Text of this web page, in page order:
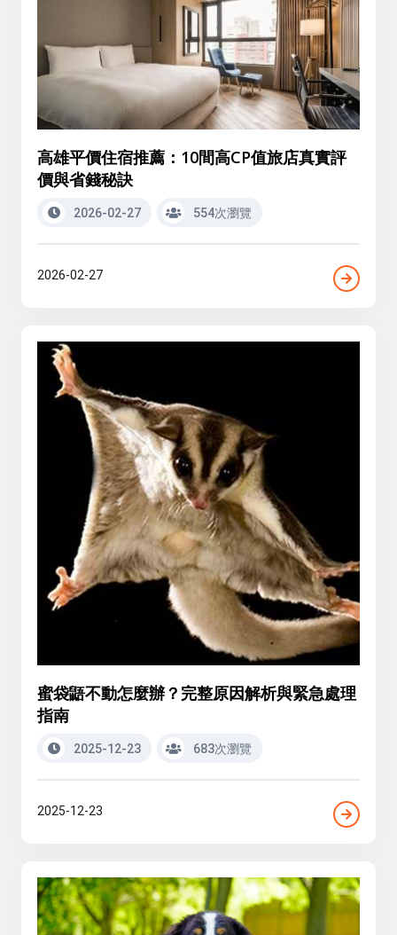
高雄平價住宿推薦：10間高CP值旅店真實評
價與省錢秘訣
2026-02-27 554次瀏覽
2026-02-27
蜜袋鼯不動怎麼辦？完整原因解析與緊急處理
指南
2025-12-23 683次瀏覽
2025-12-23